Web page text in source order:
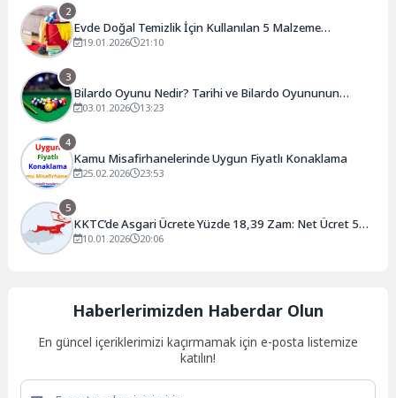
2
Evde Doğal Temizlik İçin Kullanılan 5 Malzeme
(Kimyasal Gerekmiyor)
19.01.2026 21:10
3
Bilardo Oyunu Nedir? Tarihi ve Bilardo Oyununun
Kuralları
03.01.2026 13:23
4
Kamu Misafirhanelerinde Uygun Fiyatlı Konaklama
25.02.2026 23:53
5
KKTC’de Asgari Ücrete Yüzde 18,39 Zam: Net Ücret 52
Bin 738 TL Oldu
10.01.2026 20:06
Haberlerimizden Haberdar Olun
En güncel içeriklerimizi kaçırmamak için e-posta listemize
katılın!